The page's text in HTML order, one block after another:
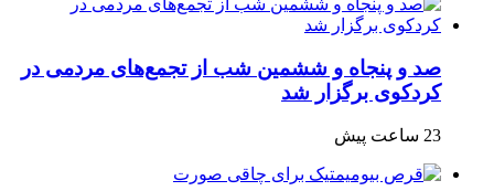
صد و پنجاه‌ و ششمین شب از تجمع‌های مردمی در
کردکوی برگزار شد
23 ساعت پیش